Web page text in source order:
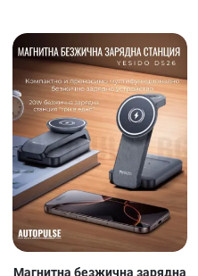
Магнитна безжична зарядна